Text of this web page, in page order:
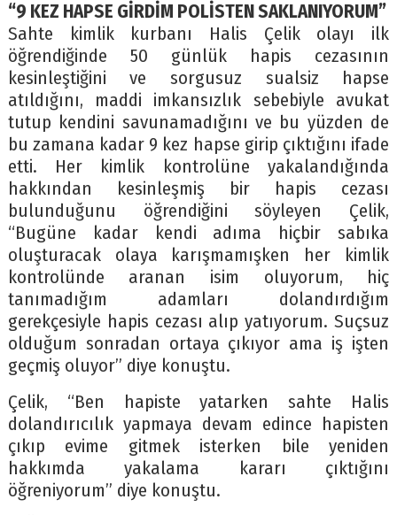
“9 KEZ HAPSE GİRDİM POLİSTEN SAKLANIYORUM”
Sahte kimlik kurbanı Halis Çelik olayı ilk
öğrendiğinde 50 günlük hapis cezasının
kesinleştiğini ve sorgusuz sualsiz hapse
atıldığını, maddi imkansızlık sebebiyle avukat
tutup kendini savunamadığını ve bu yüzden de
bu zamana kadar 9 kez hapse girip çıktığını ifade
etti. Her kimlik kontrolüne yakalandığında
hakkından kesinleşmiş bir hapis cezası
bulunduğunu öğrendiğini söyleyen Çelik,
“Bugüne kadar kendi adıma hiçbir sabıka
oluşturacak olaya karışmamışken her kimlik
kontrolünde aranan isim oluyorum, hiç
tanımadığım adamları dolandırdığım
gerekçesiyle hapis cezası alıp yatıyorum. Suçsuz
olduğum sonradan ortaya çıkıyor ama iş işten
geçmiş oluyor” diye konuştu.
Çelik, “Ben hapiste yatarken sahte Halis
dolandırıcılık yapmaya devam edince hapisten
çıkıp evime gitmek isterken bile yeniden
hakkımda yakalama kararı çıktığını
öğreniyorum” diye konuştu.